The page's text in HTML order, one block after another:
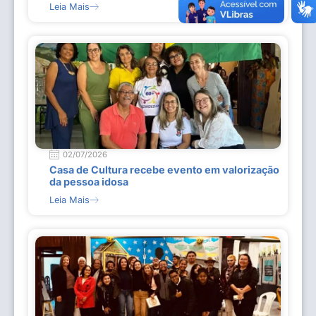
Leia Mais
02/07/2026
Casa de Cultura recebe evento em valorização
da pessoa idosa
Leia Mais